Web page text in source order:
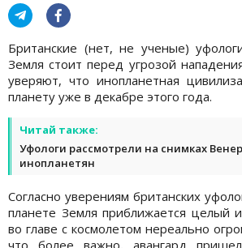
Британские (нет, не ученые)
Земля стоит перед угрозой
уверяют, что инопланетная
планету уже в декабре этого года.
Читай также:
Уфологи рассмотрели на снимках
инопланетян
Согласно уверениям британских
планете Земля приближается целый
во главе с космолетом нереально
что более важно, авангард